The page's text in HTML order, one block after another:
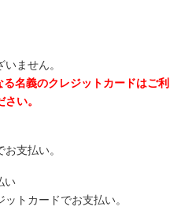
ません。
名義のクレジットカードはご利
い。
支払い。
い
トカードでお支払い。